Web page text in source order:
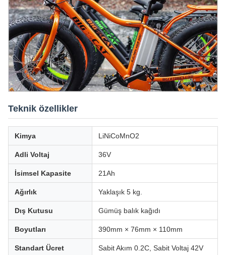
Teknik özellikler
Kimya LiNiCoMnO2
Adli Voltaj 36V
İsimsel Kapasite 21Ah
Ağırlık Yaklaşık 5 kg.
Dış Kutusu Gümüş balık kağıdı
Boyutları 390mm × 76mm × 110mm
Standart Ücret
Sabit Akım 0.2C, Sabit Voltaj 42V